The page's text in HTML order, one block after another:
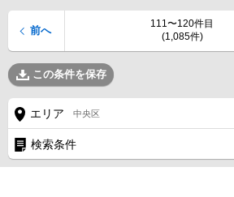
111〜120件目
(1,085件)
前へ
この条件を保存
エリア 中央区
検索条件